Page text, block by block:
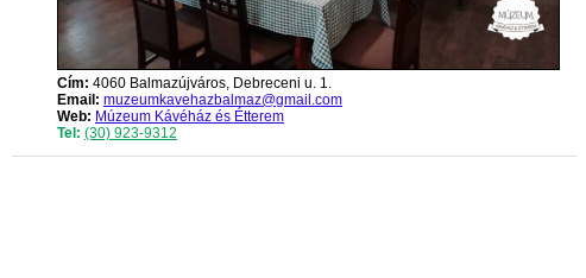
Cím: 4060 Balmazújváros, Debreceni u. 1.
Email: muzeumkavehazbalmaz@gmail.com
Web: Múzeum Kávéház és Étterem
Tel: (30) 923-9312